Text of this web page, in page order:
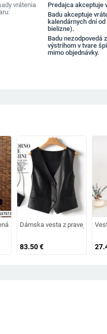
vrátenia
Predajca akceptuje
Badu akceptuje
kalendárnych dní
bielizne).
Badu nezodpovedá
výstrihom v tvare
mimo objednávky.
dizajn
štýl, severovýchodný
vesta s V výstrihom, bez
Dámska vesta z pravej ovčej
83.50€